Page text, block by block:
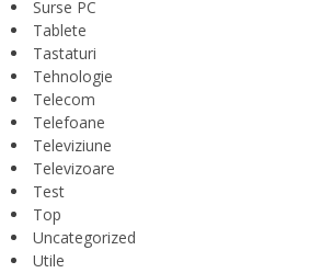
Surse PC
Tablete
Tastaturi
Tehnologie
Telecom
Telefoane
Televiziune
Televizoare
Test
Top
Uncategorized
Utile